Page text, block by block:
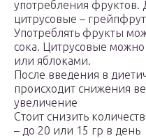
употребления фруктов.
цитрусовые –
Употреблять фрукты
сока. Цитрусовые
или яблоками.
После введения в
происходит снижения
увеличение
Стоит снизить
– до 20 или 15 гр в день